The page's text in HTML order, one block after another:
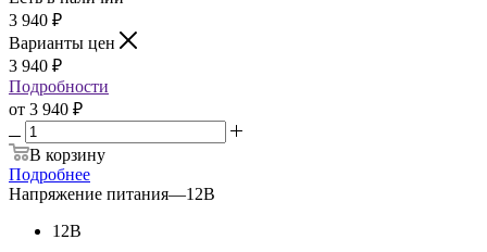
3 940 ₽
Варианты цен
3 940 ₽
Подробности
от 3 940 ₽
В корзину
Подробнее
Напряжение питания—12В
12В